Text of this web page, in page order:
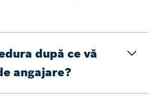
după ce vă
angajare?